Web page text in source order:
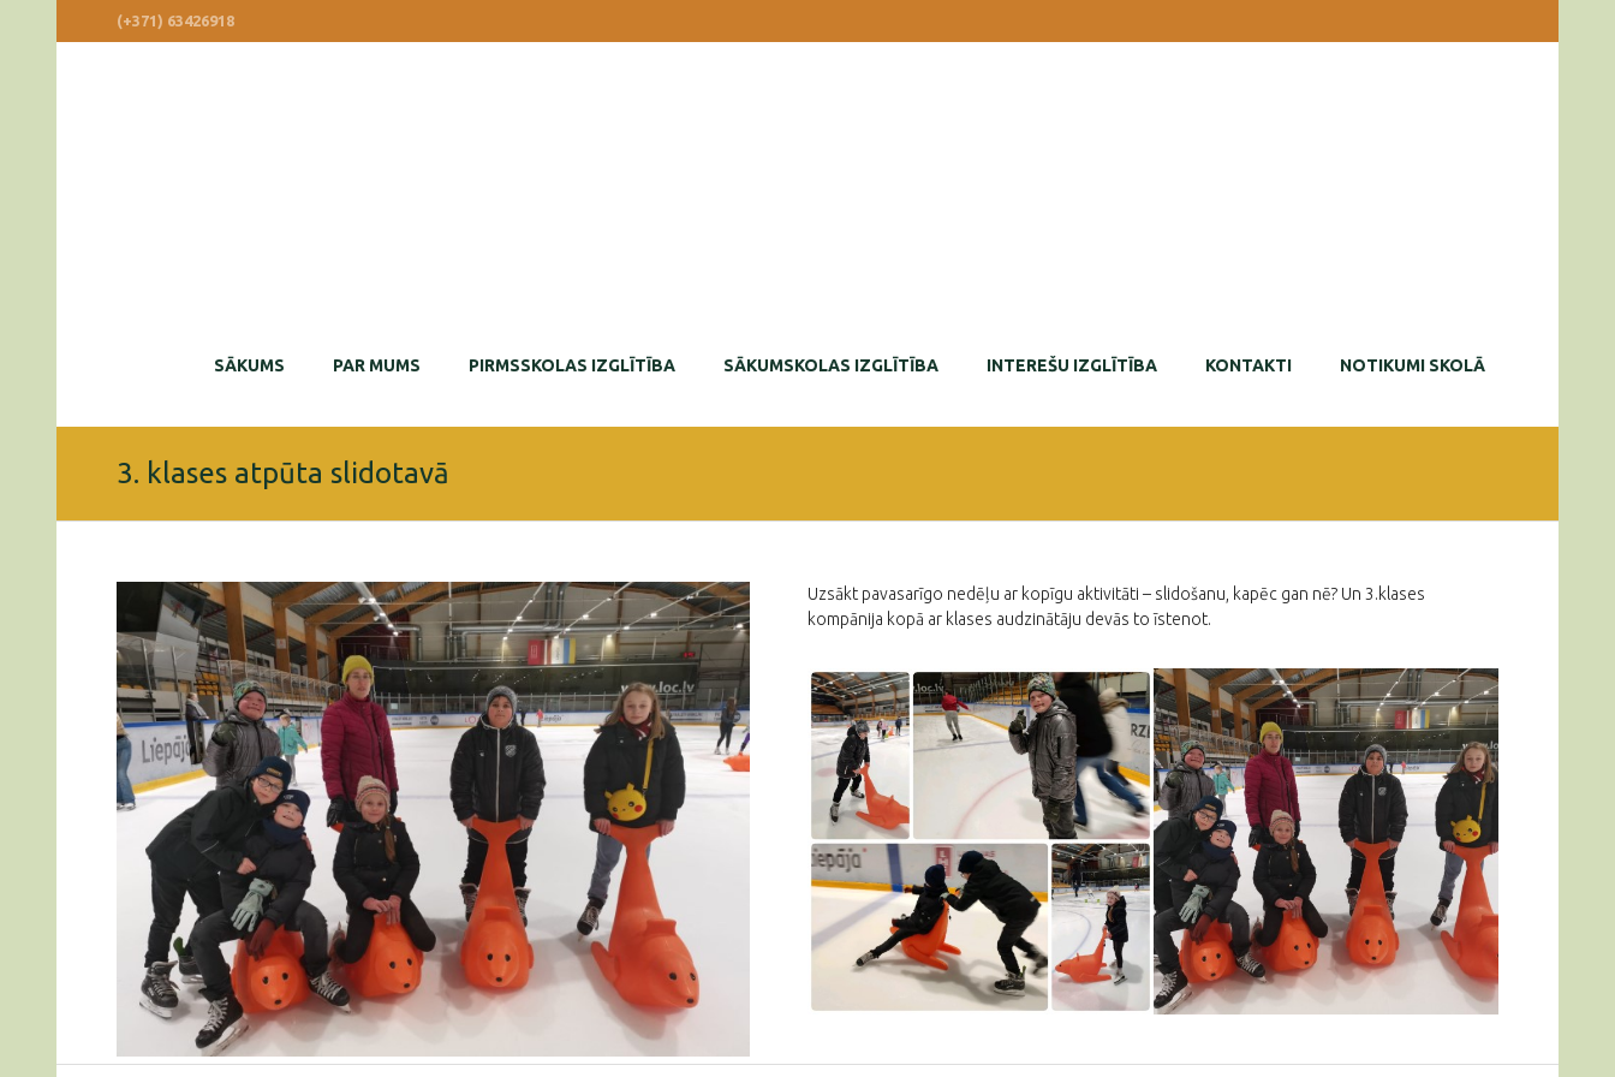
(+371) 63426918
SĀKUMS PAR MUMS PIRMSSKOLAS IZGLĪTĪBA SĀKUMSKOLAS IZGLĪTĪBA INTEREŠU IZGLĪTĪBA KONTAKTI NOTIKUMI SKOLĀ
3. klases atpūta slidotavā
Uzsākt pavasarīgo nedēļu ar kopīgu aktivitāti – slidošanu, kapēc gan nē? Un 3.klases
kompānija kopā ar klases audzinātāju devās to īstenot.